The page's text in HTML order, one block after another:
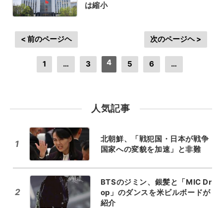
は縮小
< 前のページヘ
1 … 3 4 5 6 …
次のページヘ >
人気記事
1
北朝鮮、「戦犯国・日本が戦争
国家への変貌を加速」と非難
2
BTSのジミン、銀髪と「MIC Dr
op」のダンスを米ビルボードが
紹介